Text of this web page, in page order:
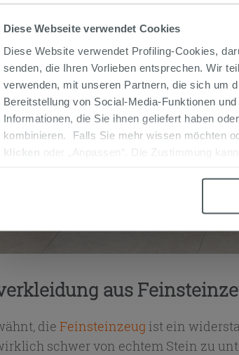
Diese Webseite verwendet Cookies
Diese Website verwendet Profiling-Cookies,
senden, die Ihren Vorlieben entsprechen. Wir
verwenden, mit unseren Partnern, die sich um
Bereitstellung von Social-Media-Funktionen
Informationen, die Sie ihnen geliefert haben
kombinieren. Falls Sie mehr wissen möchten
klicken
oder „Anpassen“. Die Zustimmung
aus
die Feinsteinzeug ist ein
schwer von echtem Stein zu